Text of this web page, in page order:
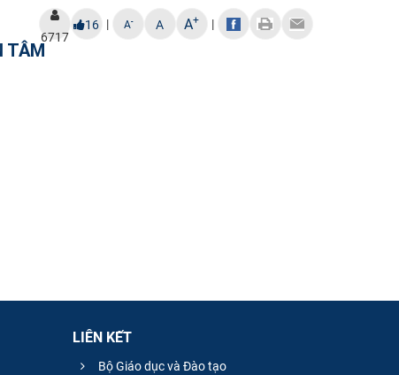
6717
16 | A- A A+ |
TÂM
LIÊN KẾT
Bộ Giáo dục và Đào tạo